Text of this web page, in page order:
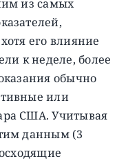
из самых
его влияние
к неделе, более
обычно
или
США. Учитывая
данным (3